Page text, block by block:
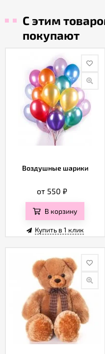
С этим
покупают
Воздушные шарики
от 550₽
В корзину
Купить в 1 клик